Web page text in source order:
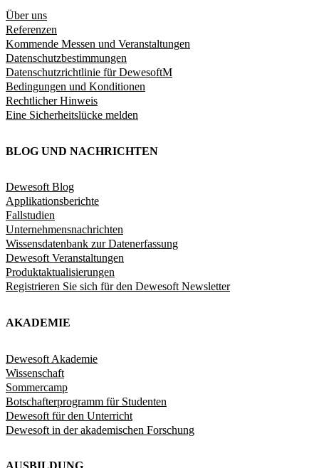
Über uns
Referenzen
Kommende Messen und Veranstaltungen
Datenschutzbestimmungen
Datenschutzrichtlinie für DewesoftM
Bedingungen und Konditionen
Rechtlicher Hinweis
Eine Sicherheitslücke melden
BLOG UND NACHRICHTEN
Dewesoft Blog
Applikationsberichte
Fallstudien
Unternehmensnachrichten
Wissensdatenbank zur Datenerfassung
Dewesoft Veranstaltungen
Produktaktualisierungen
Registrieren Sie sich für den Dewesoft Newsletter
AKADEMIE
Dewesoft Akademie
Wissenschaft
Sommercamp
Botschafterprogramm für Studenten
Dewesoft für den Unterricht
Dewesoft in der akademischen Forschung